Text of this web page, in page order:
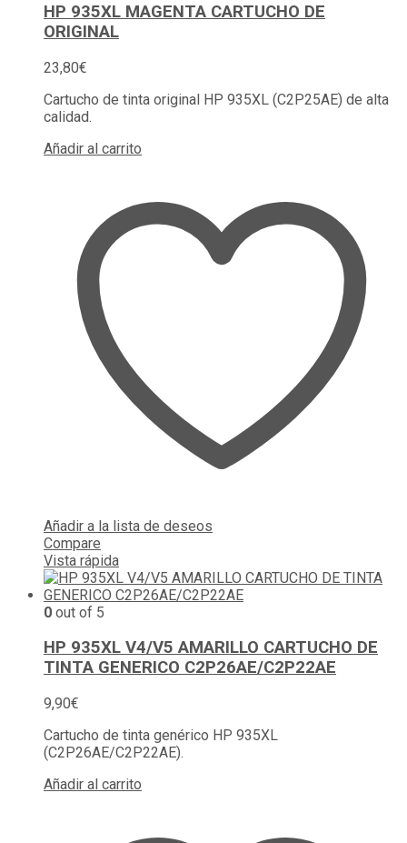
HP 935XL MAGENTA CARTUCHO DE
ORIGINAL
23,80€
Cartucho de tinta original HP 935XL (C2P25AE) de alta
calidad.
Añadir al carrito
Añadir a la lista de deseos
Compare
Vista rápida
0 out of 5
HP 935XL V4/V5 AMARILLO CARTUCHO DE
TINTA GENERICO C2P26AE/C2P22AE
9,90€
Cartucho de tinta genérico HP 935XL
(C2P26AE/C2P22AE).
Añadir al carrito